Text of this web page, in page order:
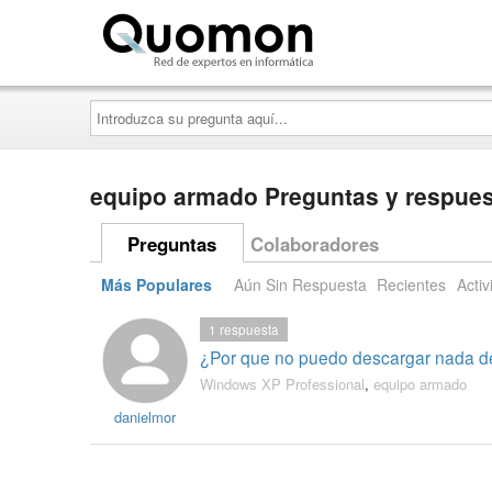
Introduzca
su
pregunta
aquí...
equipo armado Preguntas y
Preguntas Colaboradores
Más Populares Aún Sin Respuesta Recientes
danielmor
¿Por que no puedo descargar nada
1 respuesta
Windows XP Professional, equipo armado